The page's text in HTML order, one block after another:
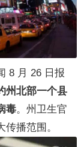
8 月 26 日报
州北部一个县
毒。州卫生官
播范围。